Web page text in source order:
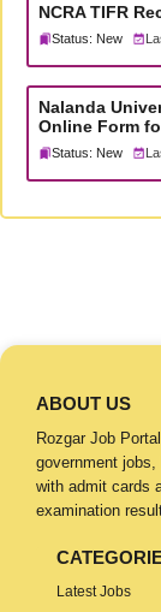
NCRA TIFR
Status: New
Nalanda
Online Form
Status: New
ABOUT US
Rozgar Job
government
with admit cards
examination
Latest Jobs